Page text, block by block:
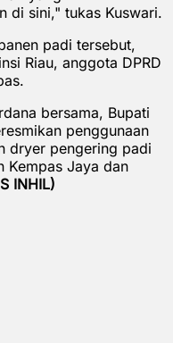
di sini," tukas Kuswari.
padi tersebut,
Riau, anggota DPRD
bersama, Bupati
penggunaan
dryer pengering padi
Kempas Jaya dan
INHIL)